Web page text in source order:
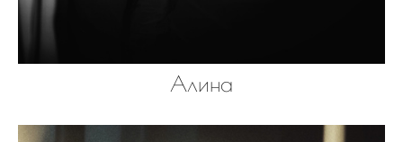
Алина